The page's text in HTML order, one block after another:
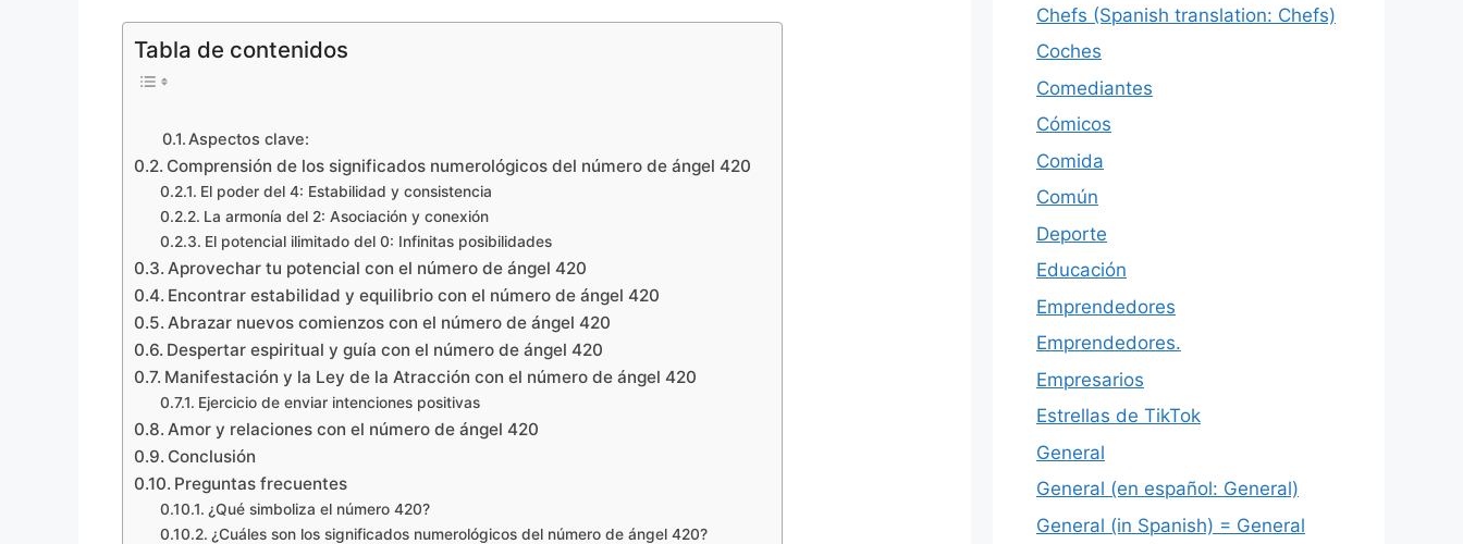
Tabla de contenidos
Aspectos clave:
Comprensión de los significados numerológicos del número de ángel 420
El poder del 4: Estabilidad y consistencia
La armonía del 2: Asociación y conexión
El potencial ilimitado del 0: Infinitas posibilidades
Aprovechar tu potencial con el número de ángel 420
Encontrar estabilidad y equilibrio con el número de ángel 420
Abrazar nuevos comienzos con el número de ángel 420
Despertar espiritual y guía con el número de ángel 420
Manifestación y la Ley de la Atracción con el número de ángel 420
Ejercicio de enviar intenciones positivas
Amor y relaciones con el número de ángel 420
Conclusión
Preguntas frecuentes
¿Qué simboliza el número 420?
¿Cuáles son los significados numerológicos del número de ángel 420?
Chefs (Spanish translation: Chefs)
Coches
Comediantes
Cómicos
Comida
Común
Deporte
Educación
Emprendedores
Emprendedores.
Empresarios
Estrellas de TikTok
General
General (en español: General)
General (in Spanish) = General